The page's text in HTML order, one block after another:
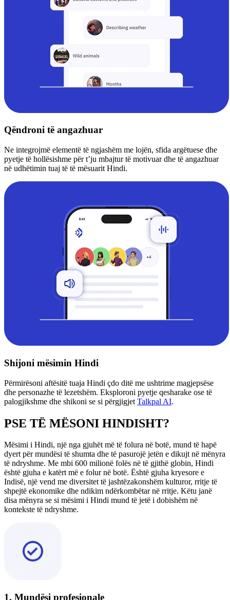
Qëndroni të angazhuar
Ne integrojmë elementë të ngjashëm me lojën, sfida argëtuese dhe
pyetje të hollësishme për t’ju mbajtur të motivuar dhe të angazhuar
në udhëtimin tuaj të të mësuarit Hindi.
Shijoni mësimin Hindi
Përmirësoni aftësitë tuaja Hindi çdo ditë me ushtrime magjepsëse
dhe personazhe të lezetshëm. Eksploroni pyetje qesharake ose të
palogjikshme dhe shikoni se si përgjigjet Talkpal AI.
PSE TË MËSONI HINDISHT?
Mësimi i Hindi, një nga gjuhët më të folura në botë, mund të hapë
dyert për mundësi të shumta dhe të pasurojë jetën e dikujt në mënyra
të ndryshme. Me mbi 600 milionë folës në të gjithë globin, Hindi
është gjuha e katërt më e folur në botë. Është gjuha kryesore e
Indisë, një vend me diversitet të jashtëzakonshëm kulturor, rritje të
shpejtë ekonomike dhe ndikim ndërkombëtar në rritje. Këtu janë
disa mënyra se si mësimi i Hindi mund të jetë i dobishëm në
kontekste të ndryshme.
1. Mundësi profesionale